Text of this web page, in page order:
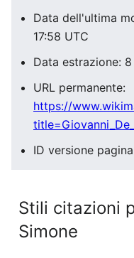
Data dell'ultima
17:58 UTC
Data estrazione:
URL permanente:
https://
ID versione
Stili citazioni
Simone